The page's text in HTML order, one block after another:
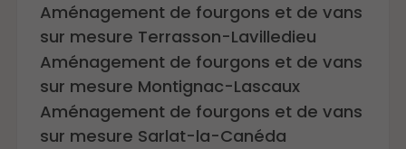
Aménagement de fourgons et de vans
sur mesure Terrasson-Lavilledieu
Aménagement de fourgons et de vans
sur mesure Montignac-Lascaux
Aménagement de fourgons et de vans
sur mesure Sarlat-la-Canéda